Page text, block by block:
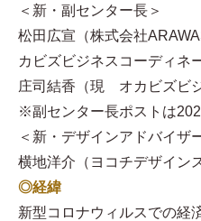
＜新・副センター長＞
松田広宣（株式会社
カビズビジネスコーディネ
庄司結香（現 オカビズビ
※副センター長ポストは
＜新・デザインアドバイザ
横地洋介（ヨコチデザイン
◎経緯
新型コロナウィルスでの経